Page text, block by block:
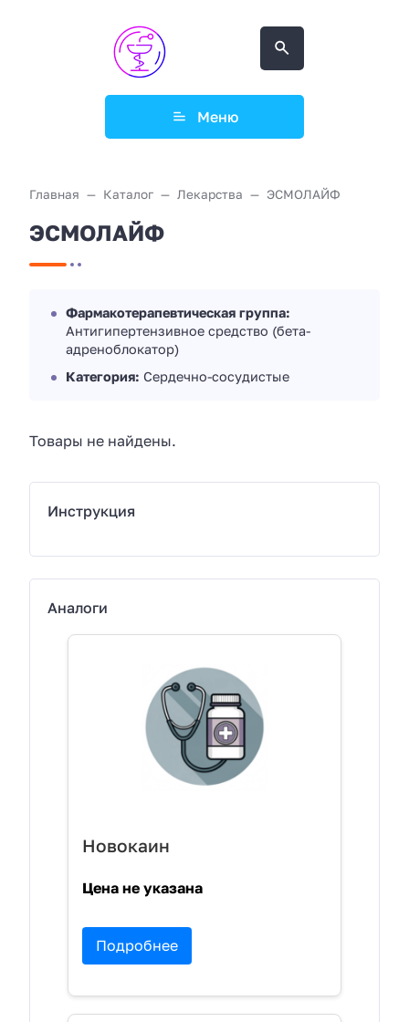
Меню
Главная Каталог Лекарства ЭСМОЛАЙФ
ЭСМОЛАЙФ
Фармакотерапевтическая группа:
Антигипертензивное средство (бета-
адреноблокатор)
Категория: Сердечно-сосудистые
Товары не найдены.
Инструкция
Аналоги
Новокаин
Цена не указана
Подробнее